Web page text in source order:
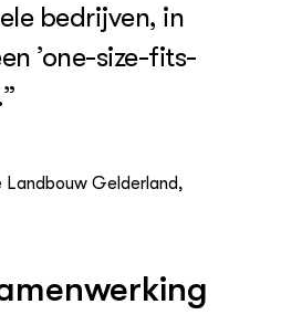
bedrijven, in
’one-size-fits-
Landbouw Gelderland,